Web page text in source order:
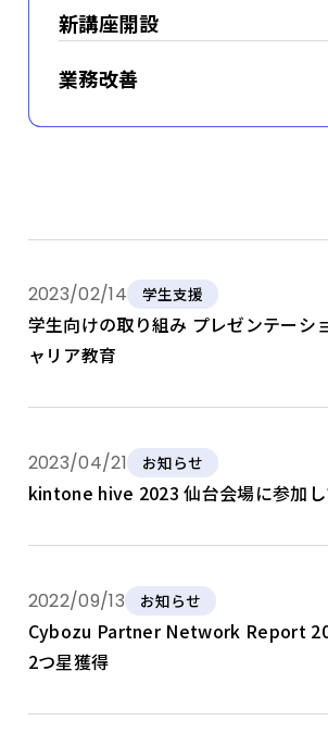
新講座開設
業務改善
2023/02/14 学生支援
学生向けの取り組み プレゼンテーシ
ャリア教育
2023/04/21 お知らせ
kintone hive 2023 仙台会場に参加
2022/09/13 お知らせ
Cybozu Partner Network Report
2つ星獲得